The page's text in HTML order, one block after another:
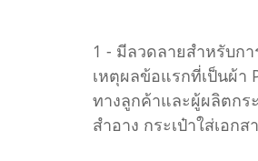
1 - มีลวดลายสำหรับก
เหตุผลข้อแรกที่เป็นผ้า
ทางลูกค้าและผู้ผลิตกร
สำอาง กระเป๋าใส่เอก